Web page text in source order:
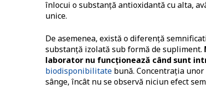
înlocui o substanță antioxidantă cu alta,
unice.
De asemenea, există o diferență
substanță izolată sub formă de supliment.
laborator nu funcționează când sunt
biodisponibilitate bună. Concentrația
sânge, încât nu se observă niciun efect